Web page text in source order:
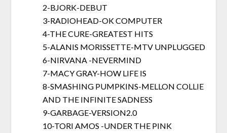
2-BJORK-DEBUT
3-RADIOHEAD-OK COMPUTER
4-THE CURE-GREATEST HITS
5-ALANIS MORISSETTE-MTV UNPLUGGED
6-NIRVANA -NEVERMIND
7-MACY GRAY-HOW LIFE IS
8-SMASHING PUMPKINS-MELLON COLLIE
AND THE INFINITE SADNESS
9-GARBAGE-VERSION2.0
10-TORI AMOS -UNDER THE PINK